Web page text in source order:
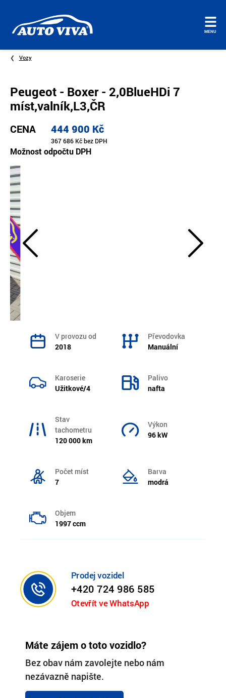
Úvodní
MENU
Vozy
Peugeot - Boxer - 2,0BlueHDi 7
míst,valník,L3,ČR
CENA 444 900 Kč
367 686 Kč bez DPH
Možnost odpočtu DPH
V provozu od
2018
Převodovka
Manuální
Karoserie
Užitkové/4
Palivo
nafta
Stav
tachometru
120 000 km
Výkon
96 kW
Počet míst
7
Barva
modrá
Objem
1997 ccm
Prodej vozidel
+420 724 986 585
Otevřít ve WhatsApp
Máte zájem o toto vozidlo?
Bez obav nám zavolejte nebo nám
nezávazně napište.